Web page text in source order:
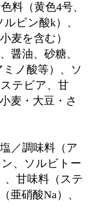
料（黄色4号、
ビン酸k）、
麦を含む）
醤油、砂糖、
ノ酸等）、ソ
テビア、甘
麦・大豆・さ
／調味料（ア
、ソルビトー
、甘味料（ステ
亜硝酸Na）、